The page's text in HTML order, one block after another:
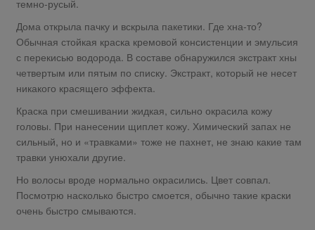
темно-русый.
Дома открыла пачку и вскрыла пакетики. Где хна-то?
Обычная стойкая краска кремовой консистенции и эмульсия
с перекисью водорода. В составе обнаружился экстракт хны
четвертым или пятым по списку. Экстракт, который не несет
никакого красящего эффекта.
Краска при смешивании жидкая, сильно окрасила кожу
головы. При нанесении щиплет кожу. Химический запах не
сильный, но и «травками» тоже не пахнет, не знаю какие там
травки унюхали другие.
Но волосы вроде нормально окрасились. Цвет совпал.
Посмотрю насколько быстро смоется, обычно такие краски
очень быстро смываются.